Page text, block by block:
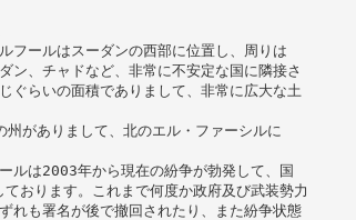
フールはスーダンの西部に位置し、周りは
ン、チャドなど、非常に不安定な国に隣接さ
ぐらいの面積でありまして、非常に広大な土
がありまして、北のエル・ファーシルに
ルは2003年から現在の紛争が勃発して、国
おります。これまで何度か政府及び武装勢力
れも署名が後で撤回されたり、また紛争状態